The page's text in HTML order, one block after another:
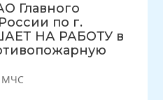
Главного
по г.
НА РАБОТУ в
МЧС